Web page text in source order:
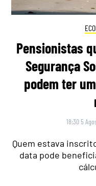
Pensionistas
Segurança
podem ter
18:30 5
Quem estava
data pode